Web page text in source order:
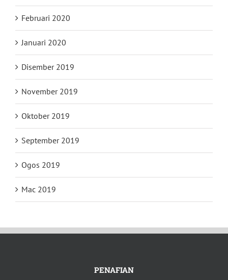
Februari 2020
Januari 2020
Disember 2019
November 2019
Oktober 2019
September 2019
Ogos 2019
Mac 2019
PENAFIAN